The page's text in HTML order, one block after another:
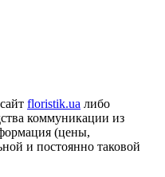
floristik.ua либо
коммуникации из
(цены,
и постоянно таковой